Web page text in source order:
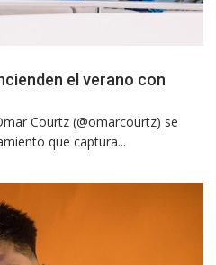
el verano con
Courtz (@omarcourtz) se
que captura...